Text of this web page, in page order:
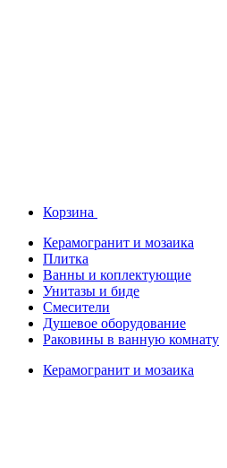
Корзина
Керамогранит и мозаика
Плитка
Ванны и коплектующие
Унитазы и биде
Смесители
Душевое оборудование
Раковины в ванную комнату
Керамогранит и мозаика